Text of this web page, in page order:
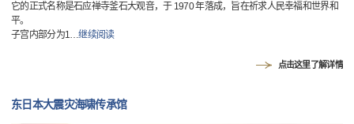
它的正式名称是石应禅寺釜石大观音，于 1970 年落成，旨在祈求人民幸福和世界和
平。
子宫内部分为1…继续阅读
点击这里了解详情
东日本大震灾海啸传承馆